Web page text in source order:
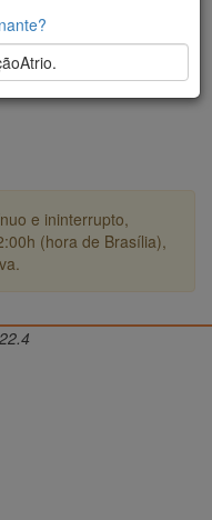
e ininterrupto,
(hora de Brasília),